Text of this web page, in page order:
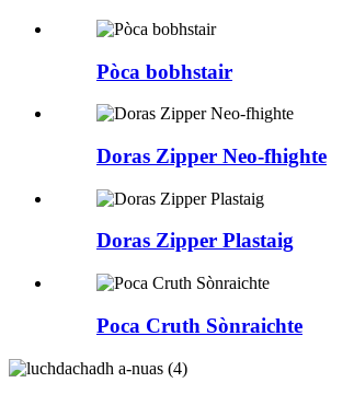
Pòca bobhstair
Doras Zipper Neo-fhighte
Doras Zipper Plastaig
Poca Cruth Sònraichte